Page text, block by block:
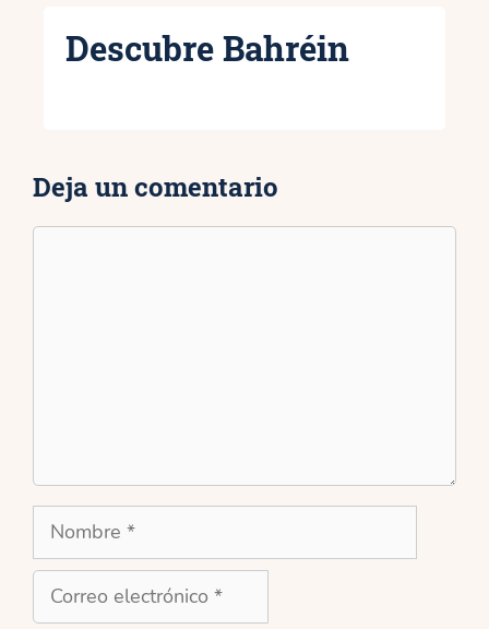
Descubre Bahréin
Deja un comentario
Nombre
Correo